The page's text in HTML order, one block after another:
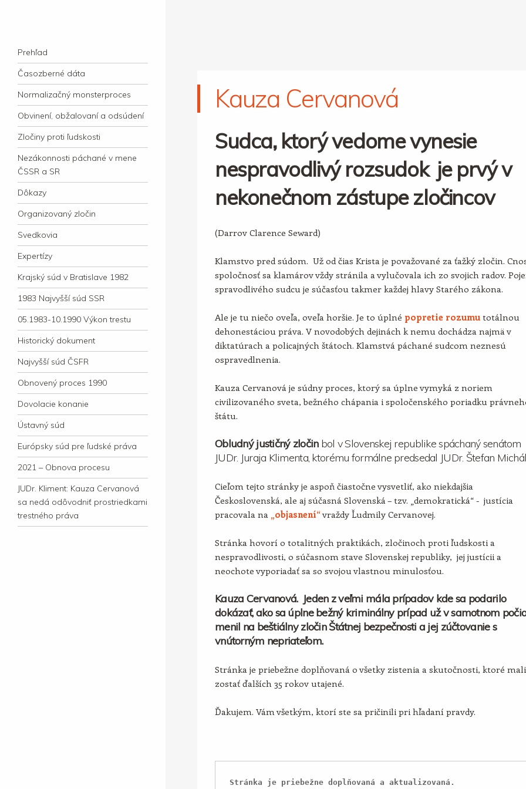
súdny proces v dejnách slovenskej justície
Navigation
Skip to content
Prehľad
Časozberné dáta
Normalizačný monsterproces
Obvinení, obžalovaní a odsúdení
Zločiny proti ľudskosti
Nezákonnosti páchané v mene
ČSSR a SR
Dôkazy
Organizovaný zločin
Svedkovia
Expertízy
Krajský súd v Bratislave 1982
1983 Najvyšší súd SSR
05.1983-10.1990 Výkon trestu
Historický dokument
Najvyšší súd ČSFR
Obnovený proces 1990
Dovolacie konanie
Ústavný súd
Európsky súd pre ľudské práva
2021 – Obnova procesu
JUDr. Kliment: Kauza Cervanová
sa nedá odôvodniť prostriedkami
trestného práva
Kauza Cervanová
Sudca, ktorý vedome vynesie
nespravodlivý rozsudok je prvý v
nekonečnom zástupe zločincov
(Darrov Clarence Seward)
Klamstvo pred súdom. Už od čias Krista je považované za ťažký zločin.
spoločnosť sa klamárov vždy stránila a vylučovala ich zo svojich radov.
spravodlivého sudcu je súčasťou takmer každej hlavy Starého zákona.
Ale je tu niečo oveľa, oveľa horšie. Je to úplné popretie rozumu totálnou
dehonestáciou práva. V novodobých dejinách k nemu dochádza najmä v
diktatúrach a policajných štátoch. Klamstvá páchané sudcom neznesú
ospravedlnenia.
Kauza Cervanová je súdny proces, ktorý sa úplne vymyká z noriem
civilizovaného sveta, bežného chápania i spoločenského poriadku
štátu.
Obludný justičný zločin bol v Slovenskej republike spáchaný senátom
JUDr. Juraja Klimenta, ktorému formálne predsedal JUDr. Štefan
Cieľom tejto stránky je aspoň čiastočne vysvetliť, ako niekdajšia
Československá, ale aj súčasná Slovenská – tzv. „demokratická“ - justícia
pracovala na „objasnení“vraždy Ľudmily Cervanovej.
Stránka hovorí o totalitných praktikách, zločinoch proti ľudskosti a
nespravodlivosti, o súčasnom stave Slovenskej republiky, jej justícii a
neochote vyporiadať sa so svojou vlastnou minulosťou.
Kauza Cervanová. Jeden z veľmi mála prípadov kde sa podarilo
dokázať, ako sa úplne bežný kriminálny prípad už v samotnom
menil na beštiálny zločin Štátnej bezpečnosti a jej zúčtovanie s
vnútorným nepriateľom.
Stránka je priebežne doplňovaná o všetky zistenia a skutočnosti, ktoré mali
zostať ďalších 35 rokov utajené.
Ďakujem. Vám všetkým, ktorí ste sa pričinili pri hľadaní pravdy.
Stránka je priebežne doplňovaná a aktualizovaná.